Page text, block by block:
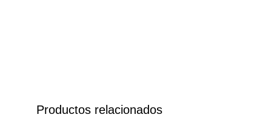
Productos relacionados